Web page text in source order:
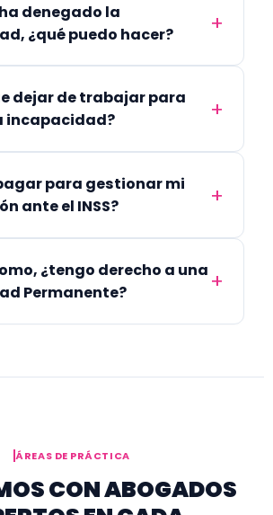
ha denegado la
¿qué puedo hacer?
dejar de trabajar para
incapacidad?
para gestionar mi
ante el INSS?
¿tengo derecho a una
Permanente?
ÁREAS DE PRÁCTICA
CON ABOGADOS